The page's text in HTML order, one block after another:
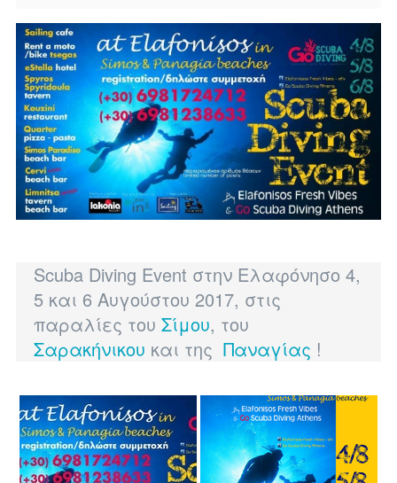
Scuba Diving Event στην Ελαφόνησο 4,
5 και 6 Αυγούστου 2017, στις
παραλίες του Σίμου, του
Σαρακήνικου και της Παναγίας !